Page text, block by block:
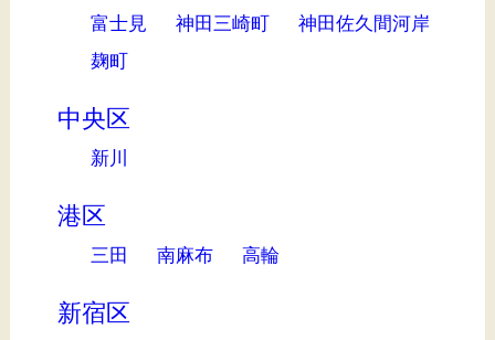
富士見 神田三崎町
神田佐久間河岸
麹町
中央区
新川
港区
三田 南麻布 高輪
新宿区